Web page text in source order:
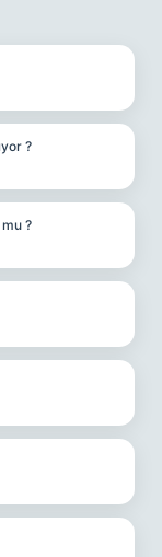
?
?